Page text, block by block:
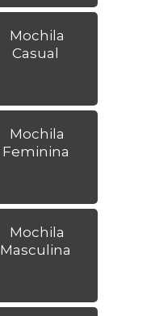
Mochila
Casual
Mochila
Feminina
Mochila
Masculina